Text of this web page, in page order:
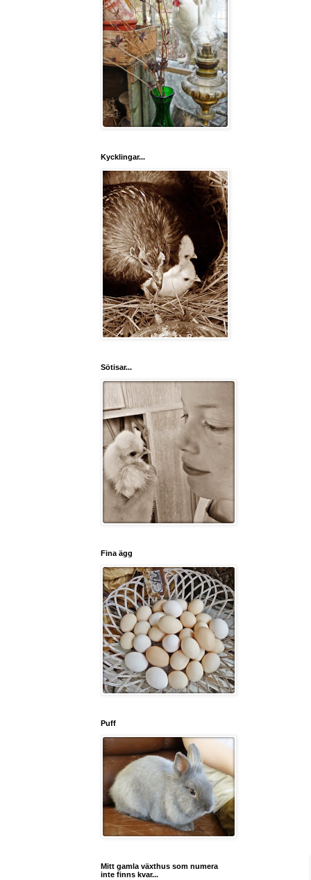
Kycklingar...
Sötisar...
Fina ägg
Puff
Mitt gamla växthus som numera
inte finns kvar...